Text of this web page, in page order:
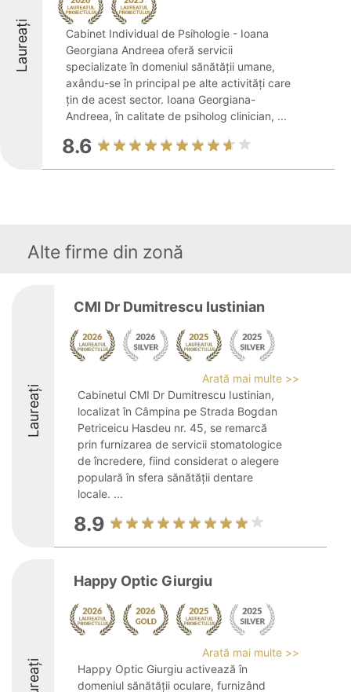
Laureați
Cabinet Individual de Psihologie - Ioana
Georgiana Andreea oferă servicii
specializate în domeniul sănătății umane,
axându-se în principal pe alte activități care
țin de acest sector. Ioana Georgiana-
Andreea, în calitate de psiholog clinician, ...
8.6
Alte firme din zonă
Laureați
CMI Dr Dumitrescu Iustinian
Arată mai multe >>
Cabinetul CMI Dr Dumitrescu Iustinian,
localizat în Câmpina pe Strada Bogdan
Petriceicu Hasdeu nr. 45, se remarcă
prin furnizarea de servicii stomatologice
de încredere, fiind considerat o alegere
populară în sfera sănătății dentare
locale. ...
8.9
Happy Optic Giurgiu
Arată mai multe >>
Happy Optic Giurgiu activează în
domeniul sănătății oculare, furnizând